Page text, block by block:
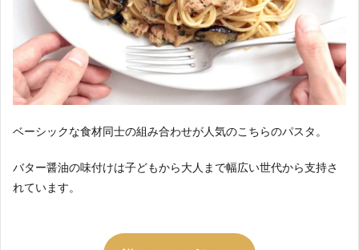
ベーシックな食材同士の組み合わせが人気のこちらのパスタ。
バター醤油の味付けは子どもから大人まで幅広い世代から支持さ
れています。